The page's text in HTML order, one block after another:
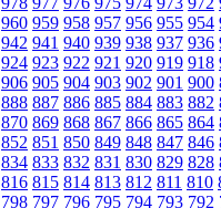
960 959 958 957 956 955 954
942 941 940 939 938 937 936
924 923 922 921 920 919 918
906 905 904 903 902 901 900
888 887 886 885 884 883 882
870 869 868 867 866 865 864
852 851 850 849 848 847 846
834 833 832 831 830 829 828
816 815 814 813 812 811 810
798 797 796 795 794 793 792